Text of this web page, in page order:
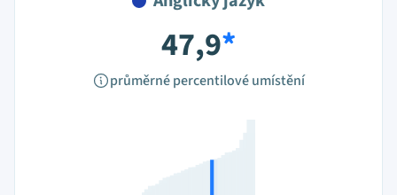
47,9*
průměrné percentilové umístění